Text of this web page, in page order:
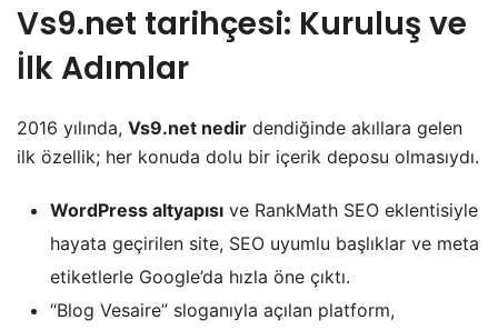
Vs9.net tarihçesi: Kuruluş ve
İlk Adımlar
2016 yılında, Vs9.net nedir dendiğinde akıllara gelen
ilk özellik; her konuda dolu bir içerik deposu olmasıydı.
WordPress altyapısı ve RankMath SEO eklentisiyle
hayata geçirilen site, SEO uyumlu başlıklar ve meta
etiketlerle Google’da hızla öne çıktı.
“Blog Vesaire” sloganıyla açılan platform,